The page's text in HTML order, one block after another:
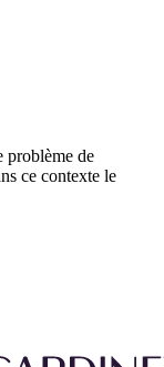
problème de
ce contexte le